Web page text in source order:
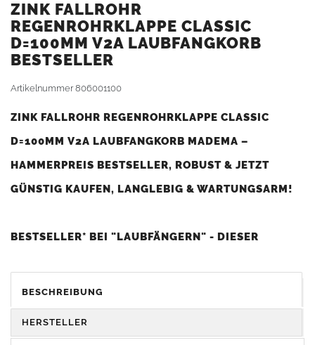
ZINK FALLROHR
REGENROHRKLAPPE CLASSIC
D=100MM V2A LAUBFANGKORB
BESTSELLER
Artikelnummer806001100
ZINK FALLROHR REGENROHRKLAPPE CLASSIC
D=100MM V2A LAUBFANGKORB MADEMA –
HAMMERPREIS BESTSELLER, ROBUST & JETZT
GÜNSTIG KAUFEN, LANGLEBIG & WARTUNGSARM!
BESTSELLER* BEI "LAUBFÄNGERN" - DIESER
KUNDENZUFRIEDENHEIT UND SEHR GUTES PREIS-
BESCHREIBUNG
HERSTELLER